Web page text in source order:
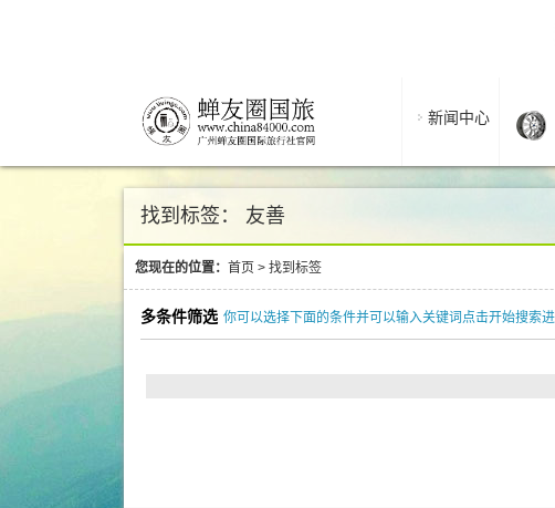
新闻中心
找到标签： 友善
您现在的位置： 首页 > 找到标签
多条件筛选 你可以选择下面的条件并可以输入关键词点击开始搜索